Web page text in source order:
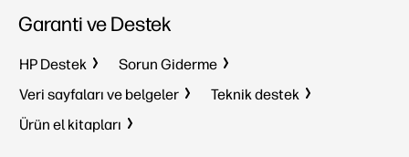
Garanti ve Destek
HP Destek
Sorun Giderme
Veri sayfaları ve belgeler
Teknik destek
Ürün el kitapları